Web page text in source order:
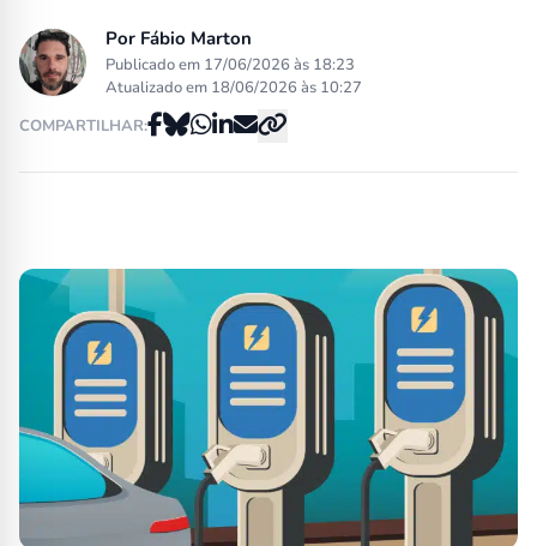
Por Fábio Marton
Publicado em 17/06/2026 às 18:23
Atualizado em 18/06/2026 às 10:27
COMPARTILHAR: